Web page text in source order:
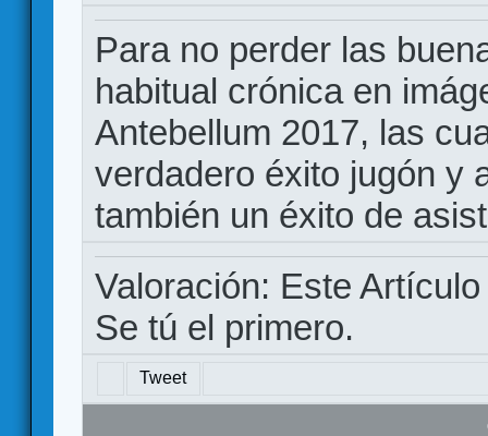
Para no perder las
habitual crónica en
Antebellum 2017, las
verdadero éxito jugón y
también un éxito de
Valoración: Este
Se tú el primero.
Tweet